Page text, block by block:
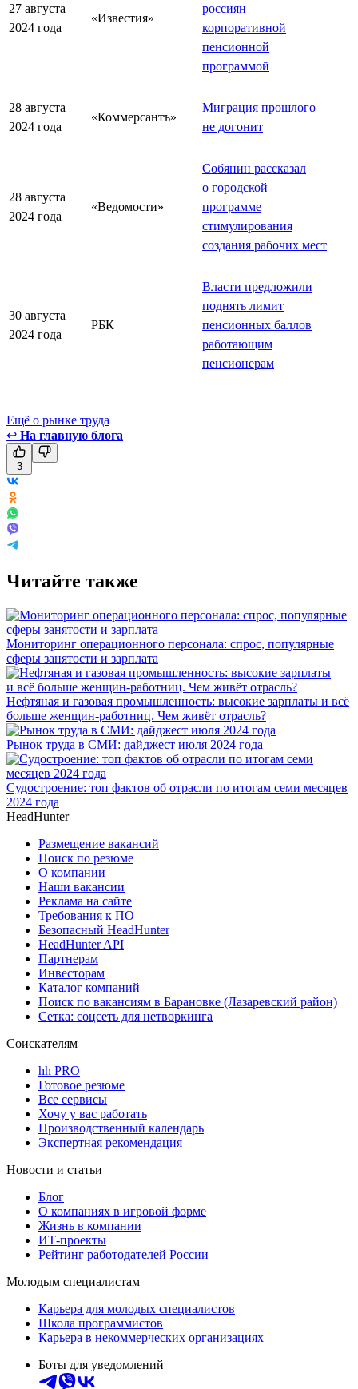
27 августа
2024 года
«Известия»
россиян
корпоративной
пенсионной
программой
28 августа
2024 года
«Коммерсантъ»
Миграция прошлого
не догонит
28 августа
2024 года
«Ведомости»
Собянин рассказал
о городской
программе
стимулирования
создания рабочих мест
30 августа
2024 года
РБК
Власти предложили
поднять лимит
пенсионных баллов
работающим
пенсионерам
Ещё о рынке труда
↩ На главную блога
3
Читайте также
Мониторинг операционного персонала: спрос, популярные
сферы занятости и зарплата
Нефтяная и газовая промышленность: высокие зарплаты и всё
больше женщин-работниц. Чем живёт отрасль?
Рынок труда в СМИ: дайджест июля 2024 года
Судостроение: топ фактов об отрасли по итогам семи месяцев
2024 года
HeadHunter
Размещение вакансий
Поиск по резюме
О компании
Наши вакансии
Реклама на сайте
Требования к ПО
Безопасный HeadHunter
HeadHunter API
Партнерам
Инвесторам
Каталог компаний
Поиск по вакансиям в Барановке (Лазаревский район)
Сетка: соцсеть для нетворкинга
Соискателям
hh PRO
Готовое резюме
Все сервисы
Хочу у вас работать
Производственный календарь
Экспертная рекомендация
Новости и статьи
Блог
О компаниях в игровой форме
Жизнь в компании
ИТ-проекты
Рейтинг работодателей России
Молодым специалистам
Карьера для молодых специалистов
Школа программистов
Карьера в некоммерческих организациях
Боты для уведомлений